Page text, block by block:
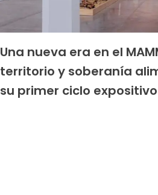
Una nueva era en el
territorio y soberanía
su primer ciclo